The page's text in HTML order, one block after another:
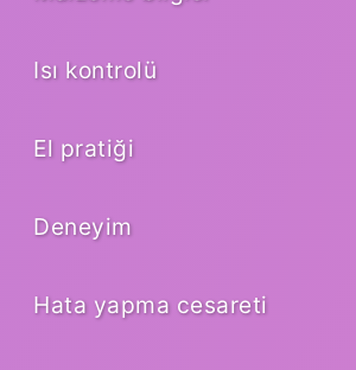
Isı kontrolü
El pratiği
Deneyim
Hata yapma cesareti